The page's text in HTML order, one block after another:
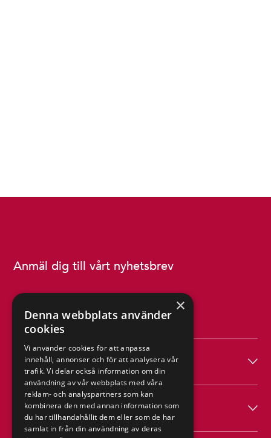
Anmäl dig till vårt nyhetsbrev
Produkter
Hagab
×
Denna webbplats använder
cookies
Vi använder cookies för att anpassa
innehåll, annonser och för att analysera vår
trafik. Vi delar också information om din
användning av vår webbplats med våra
reklam- och analyspartners som kan
kombinera den med annan information som
du har tillhandahållit dem eller som de har
samlat in från din användning av deras